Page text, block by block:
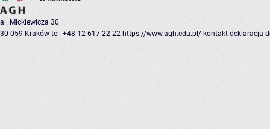
al. Mickiewicza 30
30-059 Kraków tel: +48 12 617 22 22 https://www.agh.edu.pl/ kontakt deklaracja